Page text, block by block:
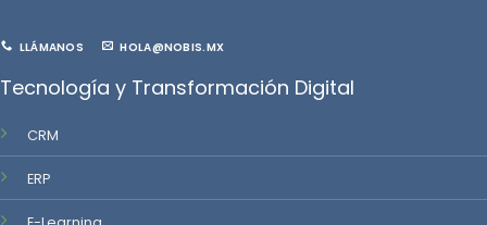
LLÁMANOS HOLA@NOBIS.MX
Tecnología y Transformación Digital
CRM
ERP